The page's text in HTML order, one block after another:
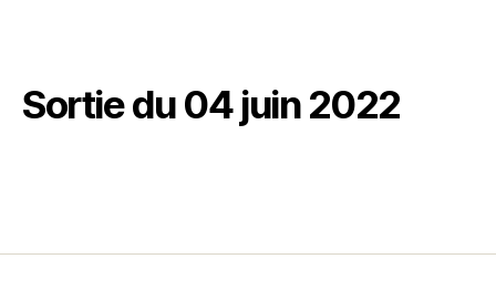
Sortie du 04 juin 2022